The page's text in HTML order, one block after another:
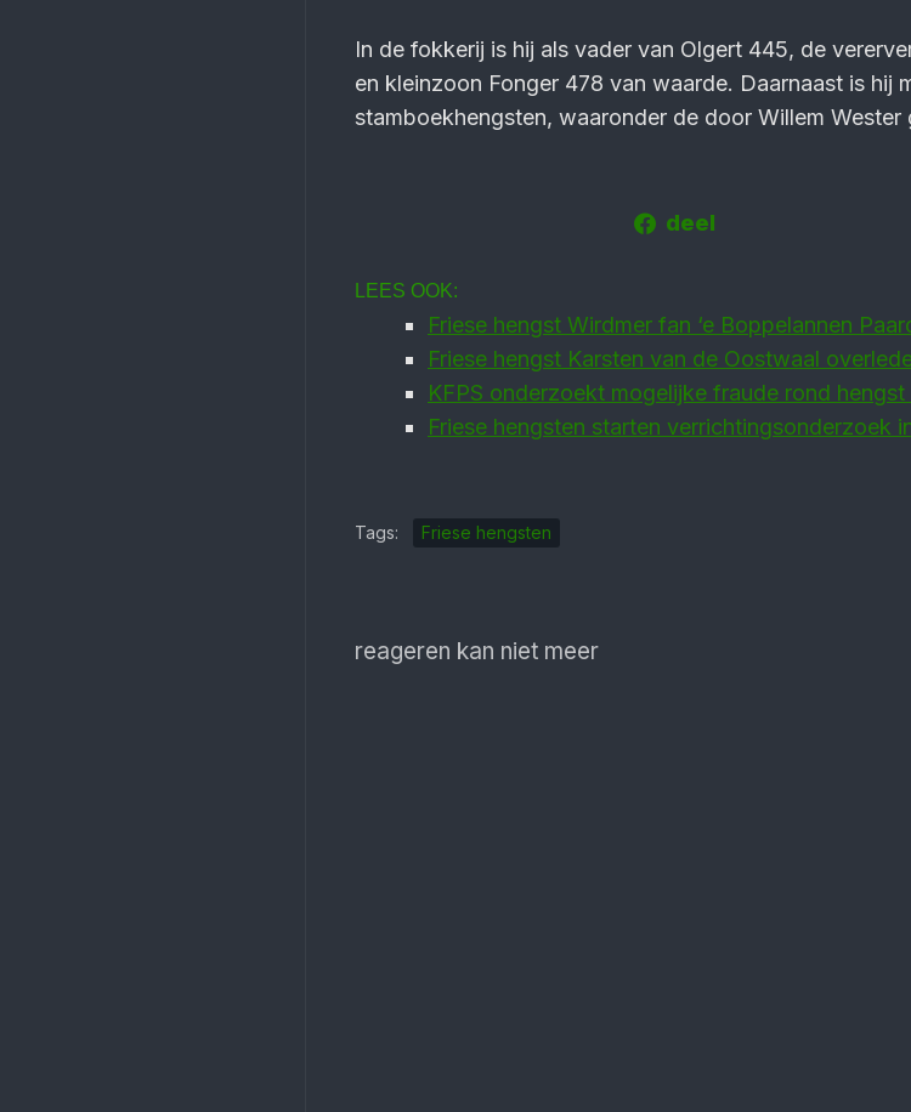
In de fokkerij is hij als vader van Olgert 445, de
en kleinzoon Fonger 478 van waarde. Daarnaast is hij
stamboekhengsten, waaronder de door Willem
deel
LEES OOK:
Friese hengst Wirdmer fan ‘e Boppelannen
Friese hengst Karsten van de Oostwaal
KFPS onderzoekt mogelijke fraude rond hengst
Friese hengsten starten verrichtingsonderzoek
Tags: Friese hengsten
reageren kan niet meer